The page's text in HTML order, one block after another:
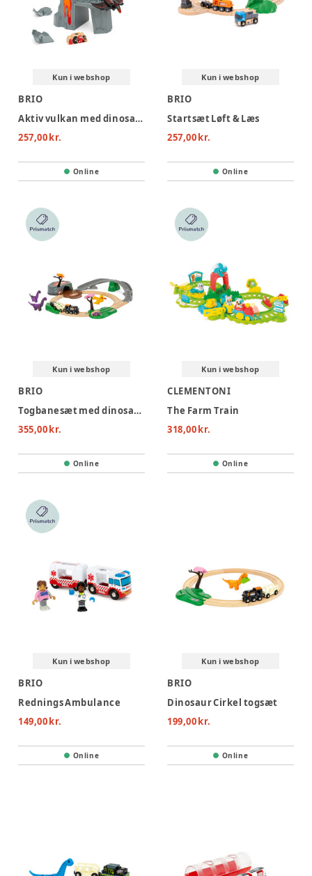
Kun i webshop
BRIO
Aktiv vulkan med dinosaurer
257,00 kr.
Online
Kun i webshop
BRIO
Startsæt Løft & Læs
257,00 kr.
Online
Kun i webshop
BRIO
Togbanesæt med dinosaurer
355,00 kr.
Online
Kun i webshop
CLEMENTONI
The Farm Train
318,00 kr.
Online
Kun i webshop
BRIO
Rednings Ambulance
149,00 kr.
Online
Kun i webshop
BRIO
Dinosaur Cirkel togsæt
199,00 kr.
Online